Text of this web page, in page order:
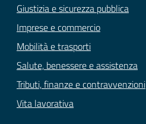
Giustizia e sicurezza pubblica
Imprese e commercio
Mobilità e trasporti
Salute, benessere e assistenza
Tributi, finanze e contravvenzioni
Vita lavorativa